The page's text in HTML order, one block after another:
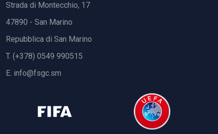
Strada di Montecchio, 17
47890 - San Marino
Repubblica di San Marino
T. (+378) 0549 990515
E. info@fsgc.sm